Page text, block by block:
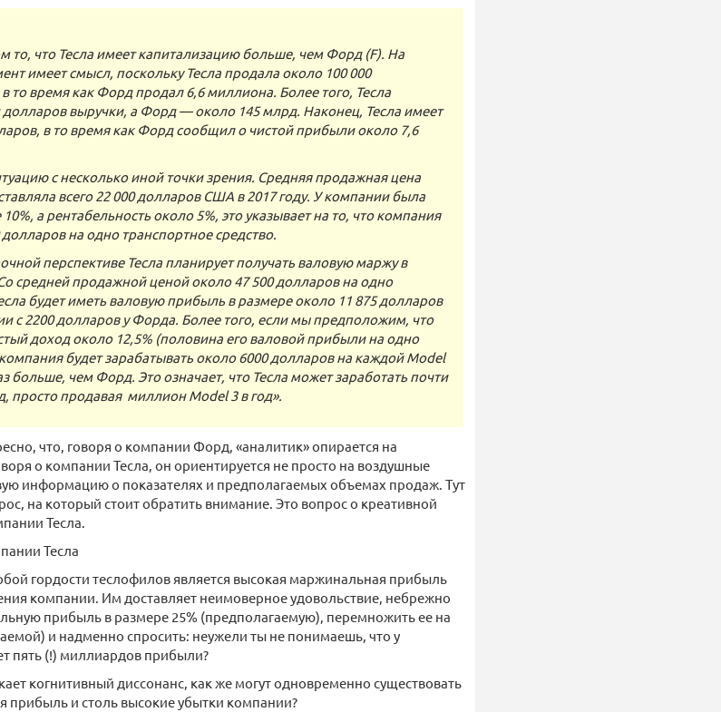
то, что Тесла имеет капитализацию больше, чем Форд (F). На
имеет смысл, поскольку Тесла продала около 100 000
то время как Форд продал 6,6 миллиона. Более того, Тесла
долларов выручки, а Форд — около 145 млрд. Наконец, Тесла имеет
в то время как Форд сообщил о чистой прибыли около 7,6
с несколько иной точки зрения. Средняя продажная цена
всего 22 000 долларов США в 2017 году. У компании была
а рентабельность около 5%, это указывает на то, что компания
на одно транспортное средство.
перспективе Тесла планирует получать валовую маржу в
средней продажной ценой около 47 500 долларов на одно
будет иметь валовую прибыль в размере около 11 875 долларов
с 2200 долларов у Форда. Более того, если мы предположим, что
доход около 12,5% (половина его валовой прибыли на одно
будет зарабатывать около 6000 долларов на каждой Model
больше, чем Форд. Это означает, что Тесла может заработать почти
просто продавая миллион Model 3 в год».
что, говоря о компании Форд, «аналитик» опирается на
о компании Тесла, он ориентируется не просто на воздушные
информацию о показателях и предполагаемых объемах продаж. Тут
на который стоит обратить внимание. Это вопрос о креативной
Тесла.
Тесла
гордости теслофилов является высокая маржинальная прибыль
компании. Им доставляет неимоверное удовольствие, небрежно
прибыль в размере 25% (предполагаемую), перемножить ее на
и надменно спросить: неужели ты не понимаешь, что у
пять (!) миллиардов прибыли?
когнитивный диссонанс, как же могут одновременно существовать
прибыль и столь высокие убытки компании?